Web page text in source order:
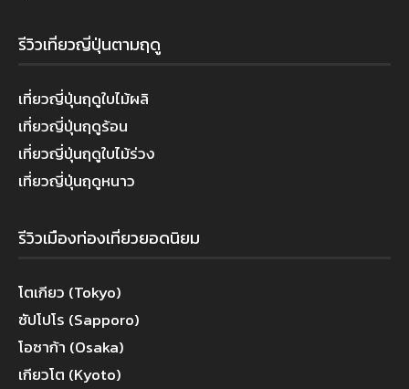
รีวิวเที่ยวญี่ปุ่นตามฤดู
เที่ยวญี่ปุ่นฤดูใบไม้ผลิ
เที่ยวญี่ปุ่นฤดูร้อน
เที่ยวญี่ปุ่นฤดูใบไม้ร่วง
เที่ยวญี่ปุ่นฤดูหนาว
รีวิวเมืองท่องเที่ยวยอดนิยม
โตเกียว (Tokyo)
ซัปโปโร (Sapporo)
โอซาก้า (Osaka)
เกียวโต (Kyoto)